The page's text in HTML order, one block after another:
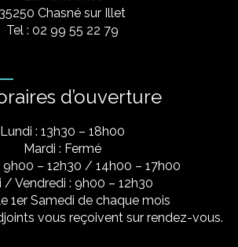
35250 Chasné sur Illet
Tel : 02 99 55 22 79
d’ouverture
Lundi : 13h30 – 18h00
Mardi : Fermé
9h00 – 12h30 / 14h00 – 17h00
/ Vendredi : 9h00 – 12h30
1er Samedi de chaque mois
vous reçoivent sur rendez-vous.